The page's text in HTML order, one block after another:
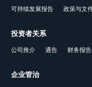
可持续发展报告 政策与文
投资者关系
公司推介 通告 财务报告
企业管治